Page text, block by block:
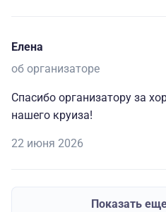
капитану и всему составу
организованный отдых.🥰
Елена
об организаторе
Спасибо организатору за
нашего круиза!
22 июня 2026
Показать